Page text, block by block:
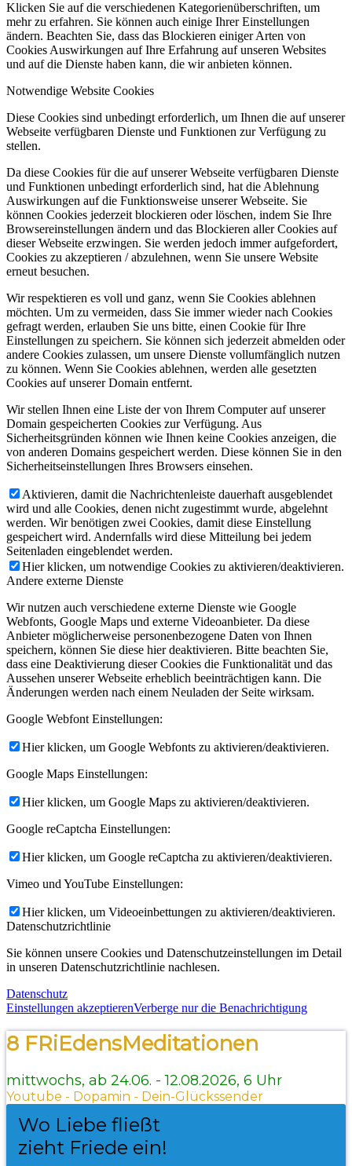
Klicken Sie auf die verschiedenen Kategorienüberschriften, um
mehr zu erfahren. Sie können auch einige Ihrer Einstellungen
ändern. Beachten Sie, dass das Blockieren einiger Arten von
Cookies Auswirkungen auf Ihre Erfahrung auf unseren Websites
und auf die Dienste haben kann, die wir anbieten können.
Notwendige Website Cookies
Diese Cookies sind unbedingt erforderlich, um Ihnen die auf unserer
Webseite verfügbaren Dienste und Funktionen zur Verfügung zu
stellen.
Da diese Cookies für die auf unserer Webseite verfügbaren Dienste
und Funktionen unbedingt erforderlich sind, hat die Ablehnung
Auswirkungen auf die Funktionsweise unserer Webseite. Sie
können Cookies jederzeit blockieren oder löschen, indem Sie Ihre
Browsereinstellungen ändern und das Blockieren aller Cookies auf
dieser Webseite erzwingen. Sie werden jedoch immer aufgefordert,
Cookies zu akzeptieren / abzulehnen, wenn Sie unsere Website
erneut besuchen.
Wir respektieren es voll und ganz, wenn Sie Cookies ablehnen
möchten. Um zu vermeiden, dass Sie immer wieder nach Cookies
gefragt werden, erlauben Sie uns bitte, einen Cookie für Ihre
Einstellungen zu speichern. Sie können sich jederzeit abmelden oder
andere Cookies zulassen, um unsere Dienste vollumfänglich nutzen
zu können. Wenn Sie Cookies ablehnen, werden alle gesetzten
Cookies auf unserer Domain entfernt.
Wir stellen Ihnen eine Liste der von Ihrem Computer auf unserer
Domain gespeicherten Cookies zur Verfügung. Aus
Sicherheitsgründen können wie Ihnen keine Cookies anzeigen, die
von anderen Domains gespeichert werden. Diese können Sie in den
Sicherheitseinstellungen Ihres Browsers einsehen.
Aktivieren, damit die Nachrichtenleiste dauerhaft ausgeblendet
wird und alle Cookies, denen nicht zugestimmt wurde, abgelehnt
werden. Wir benötigen zwei Cookies, damit diese Einstellung
gespeichert wird. Andernfalls wird diese Mitteilung bei jedem
Seitenladen eingeblendet werden.
Hier klicken, um notwendige Cookies zu aktivieren/deaktivieren.
Andere externe Dienste
Wir nutzen auch verschiedene externe Dienste wie Google
Webfonts, Google Maps und externe Videoanbieter. Da diese
Anbieter möglicherweise personenbezogene Daten von Ihnen
speichern, können Sie diese hier deaktivieren. Bitte beachten Sie,
dass eine Deaktivierung dieser Cookies die Funktionalität und das
Aussehen unserer Webseite erheblich beeinträchtigen kann. Die
Änderungen werden nach einem Neuladen der Seite wirksam.
Google Webfont Einstellungen:
Hier klicken, um Google Webfonts zu aktivieren/deaktivieren.
Google Maps Einstellungen:
Hier klicken, um Google Maps zu aktivieren/deaktivieren.
Google reCaptcha Einstellungen:
Hier klicken, um Google reCaptcha zu aktivieren/deaktivieren.
Vimeo und YouTube Einstellungen:
Hier klicken, um Videoeinbettungen zu aktivieren/deaktivieren.
Datenschutzrichtlinie
Sie können unsere Cookies und Datenschutzeinstellungen im Detail
in unseren Datenschutzrichtlinie nachlesen.
Datenschutz
Einstellungen akzeptierenVerberge nur die Benachrichtigung
8 FRiEdensMeditationen
mittwochs, ab 24.06. - 12.08.2026, 6 Uhr
Youtube - Dopamin - Dein-Glückssender
Wo Liebe fließt
zieht Friede ein!